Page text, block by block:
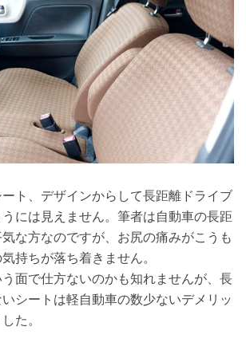
ト、デザインからして長距離ドライブ
には見えません。筆者は自動車の長距
な方なのですが、お尻の痛みがこうも
持ちが落ち着きません。
面で仕方ないのかも知れませんが、長
シートは軽自動車の数少ないデメリッ
た。